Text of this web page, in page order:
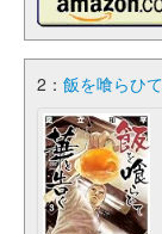
2： 飯を喰らひ